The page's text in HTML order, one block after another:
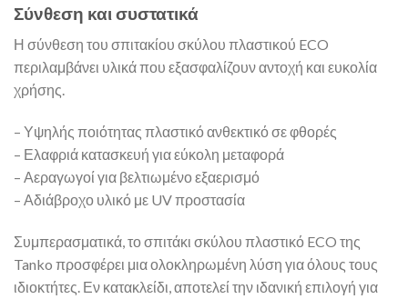
Σύνθεση και συστατικά
Η σύνθεση του σπιτακίου σκύλου πλαστικού ECO
περιλαμβάνει υλικά που εξασφαλίζουν αντοχή και ευκολία
χρήσης.
– Υψηλής ποιότητας πλαστικό ανθεκτικό σε φθορές
– Ελαφριά κατασκευή για εύκολη μεταφορά
– Αεραγωγοί για βελτιωμένο εξαερισμό
– Αδιάβροχο υλικό με UV προστασία
Συμπερασματικά, το σπιτάκι σκύλου πλαστικό ECO της
Tanko προσφέρει μια ολοκληρωμένη λύση για όλους τους
ιδιοκτήτες. Εν κατακλείδι, αποτελεί την ιδανική επιλογή για